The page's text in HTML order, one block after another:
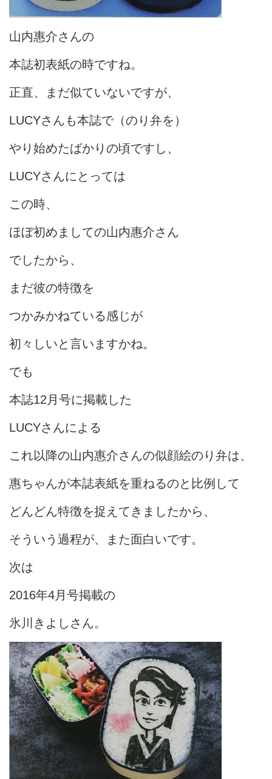
山内惠介さんの
本誌初表紙の時ですね。
正直、まだ似ていないですが、
LUCYさんも本誌で（のり弁を）
やり始めたばかりの頃ですし、
LUCYさんにとっては
この時、
ほぼ初めましての山内惠介さん
でしたから、
まだ彼の特徴を
つかみかねている感じが
初々しいと言いますかね。
でも
本誌12月号に掲載した
LUCYさんによる
これ以降の山内惠介さんの似顔絵のり弁は、
惠ちゃんが本誌表紙を重ねるのと比例して
どんどん特徴を捉えてきましたから、
そういう過程が、また面白いです。
次は
2016年4月号掲載の
氷川きよしさん。